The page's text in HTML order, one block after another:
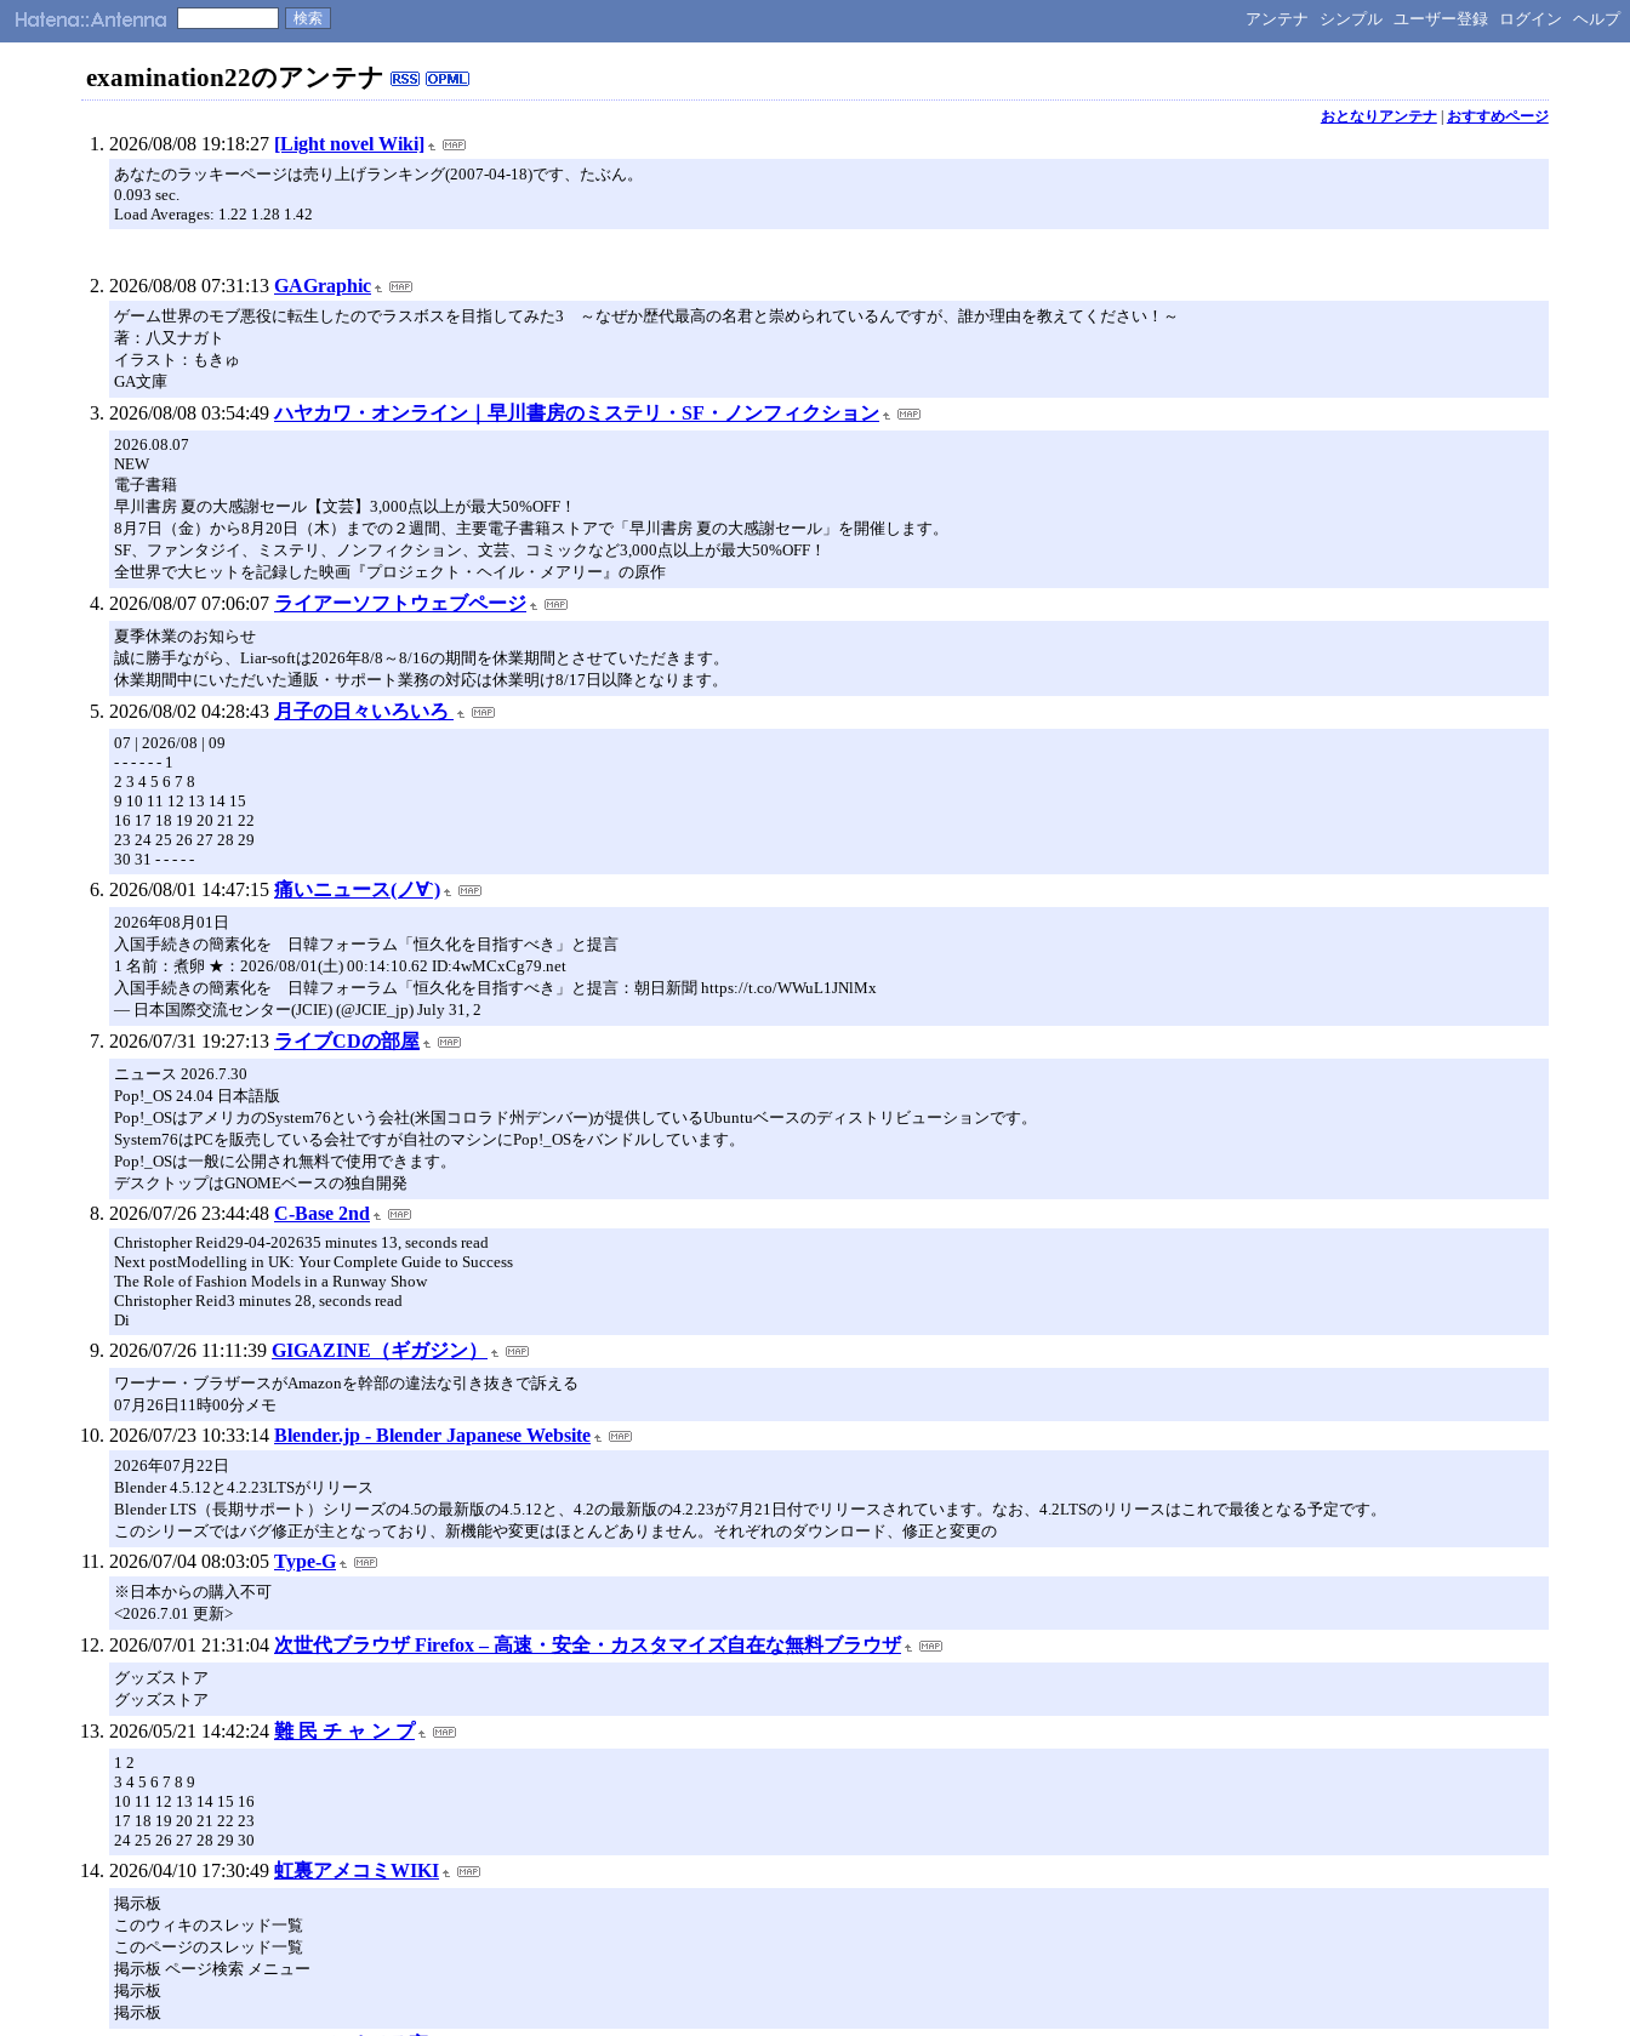
アンテナ シンプル ユーザー登録 ログイン ヘルプ
examination22のアンテナ
おとなりアンテナ| おすすめページ
2026/08/08 19:18:27 [Light novel Wiki]
あなたのラッキーページは売り上げランキング(2007-04-18)です、たぶん。
0.093 sec.
Load Averages: 1.22 1.28 1.42
2026/08/08 07:31:13 GAGraphic
ゲーム世界のモブ悪役に転生したのでラスボスを目指してみた3 ～なぜか歴代最高の名君と崇められているんですが、誰か理由を教えてください！～
著：八又ナガト
イラスト：もきゅ
GA文庫
2026/08/08 03:54:49 ハヤカワ・オンライン｜早川書房のミステリ・SF・ノンフィクション
2026.08.07
NEW
電子書籍
早川書房 夏の大感謝セール【文芸】3,000点以上が最大50%OFF！
8月7日（金）から8月20日（木）までの２週間、主要電子書籍ストアで「早川書房 夏の大感謝セール」を開催します。
SF、ファンタジイ、ミステリ、ノンフィクション、文芸、コミックなど3,000点以上が最大50%OFF！
全世界で大ヒットを記録した映画『プロジェクト・ヘイル・メアリー』の原作
2026/08/07 07:06:07 ライアーソフトウェブページ
夏季休業のお知らせ
誠に勝手ながら、Liar-softは2026年8/8～8/16の期間を休業期間とさせていただきます。
休業期間中にいただいた通販・サポート業務の対応は休業明け8/17日以降となります。
2026/08/02 04:28:43 月子の日々いろいろ
07 | 2026/08 | 09
- - - - - - 1
2 3 4 5 6 7 8
9 10 11 12 13 14 15
16 17 18 19 20 21 22
23 24 25 26 27 28 29
30 31 - - - - -
2026/08/01 14:47:15 痛いニュース(ノ∀`)
2026年08月01日
入国手続きの簡素化を 日韓フォーラム「恒久化を目指すべき」と提言
1 名前：煮卵 ★：2026/08/01(土) 00:14:10.62 ID:4wMCxCg79.net
入国手続きの簡素化を 日韓フォーラム「恒久化を目指すべき」と提言：朝日新聞 https://t.co/WWuL1JNlMx
— 日本国際交流センター(JCIE) (@JCIE_jp) July 31, 2
2026/07/31 19:27:13 ライブCDの部屋
ニュース 2026.7.30
Pop!_OS 24.04 日本語版
Pop!_OSはアメリカのSystem76という会社(米国コロラド州デンバー)が提供しているUbuntuベースのディストリビューションです。
System76はPCを販売している会社ですが自社のマシンにPop!_OSをバンドルしています。
Pop!_OSは一般に公開され無料で使用できます。
デスクトップはGNOMEベースの独自開発
2026/07/26 23:44:48 C-Base 2nd
Christopher Reid29-04-202635 minutes 13, seconds read
Next postModelling in UK: Your Complete Guide to Success
The Role of Fashion Models in a Runway Show
Christopher Reid3 minutes 28, seconds read
Di
2026/07/26 11:11:39 GIGAZINE（ギガジン）
ワーナー・ブラザースがAmazonを幹部の違法な引き抜きで訴える
07月26日11時00分メモ
2026/07/23 10:33:14 Blender.jp - Blender Japanese Website
2026年07月22日
Blender 4.5.12と4.2.23LTSがリリース
Blender LTS（長期サポート）シリーズの4.5の最新版の4.5.12と、4.2の最新版の4.2.23が7月21日付でリリースされています。なお、4.2LTSのリリースはこれで最後となる予定です。
このシリーズではバグ修正が主となっており、新機能や変更はほとんどありません。それぞれのダウンロード、修正と変更の
2026/07/04 08:03:05 Type-G
※日本からの購入不可
<2026.7.01 更新>
2026/07/01 21:31:04 次世代ブラウザ Firefox – 高速・安全・カスタマイズ自在な無料ブラウザ
グッズストア
グッズストア
2026/05/21 14:42:24 難 民 チ ャ ン プ
1 2
3 4 5 6 7 8 9
10 11 12 13 14 15 16
17 18 19 20 21 22 23
24 25 26 27 28 29 30
2026/04/10 17:30:49 虹裏アメコミWIKI
掲示板
このウィキのスレッド一覧
このページのスレッド一覧
掲示板 ページ検索 メニュー
掲示板
掲示板